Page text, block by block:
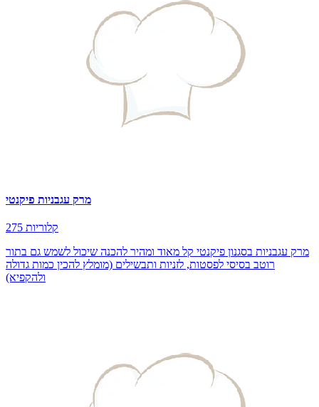
מרק עגבניות פיקנטי
275 קלוריות
מרק עגבניות בסגנון פיקנטי קל מאוד ומהיר להכנה שיכול לשמש גם בתור
רוטב בסיסי לפסטות, לזניות ותבשילים (מומלץ להכין כמות גדולה
ולהקפיא)